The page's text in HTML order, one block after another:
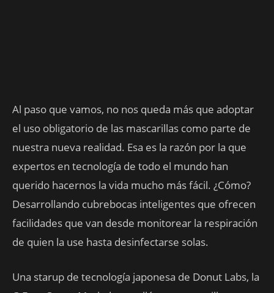
Al paso que vamos, no nos queda más que adoptar
el uso obligatorio de las mascarillas como parte de
nuestra nueva realidad. Esa es la razón por la que
expertos en tecnología de todo el mundo han
querido hacernos la vida mucho más fácil. ¿Cómo?
Desarrollando cubrebocas inteligentes que ofrecen
facilidades que van desde monitorear la respiración
de quien la use hasta desinfectarse solas.
Una starup de tecnología japonesa de Donut Labs, la